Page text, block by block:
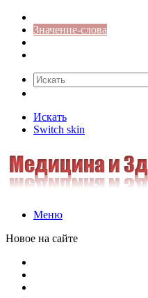
Значение-слова
Искать
Switch skin
Меню
Новое на сайте